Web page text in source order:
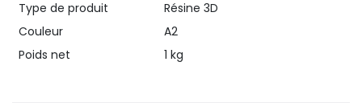
Type de produit
Résine 3D
Couleur
A2
Poids net
1 kg